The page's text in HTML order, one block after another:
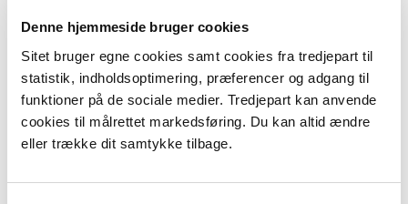
Denne hjemmeside bruger cookies
Sitet bruger egne cookies samt cookies fra tredjepart til
statistik, indholdsoptimering, præferencer og adgang til
funktioner på de sociale medier. Tredjepart kan anvende
cookies til målrettet markedsføring. Du kan altid ændre
eller trække dit samtykke tilbage.
Klippekysterne undergår ingen erosion.
Dog er der på mellemlangt sigt en vis lokal risiko for
oversvømmelse og erosion ved byerne Rønne,
Arnager og Nexø. Desuden på de østvendte områder
ved Balkastranden og nord og syd for Snogebæk.
Historiske højvandshændelser